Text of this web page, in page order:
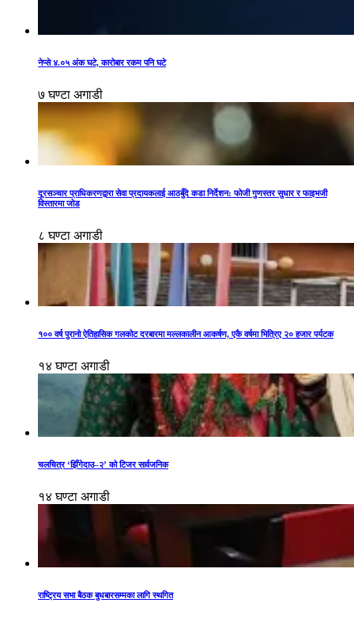
नेप्से ४.०५ अंक घटे, कारोबार रकम पनि घटे
७ घण्टा अगाडी
दूरसञ्चार प्राधिकरणद्वारा सेवा प्रदायकलाई आठबुँदे कडा निर्देशन: फोजी गुणस्तर सुधार र फाइभजी
विस्तारमा जोड
८ घण्टा अगाडी
१०० वर्ष पुरानो ऐतिहासिक गलकोट दरबारमा मल्लकालीन आकर्षण, एकै वर्षमा भित्रिए २० हजार पर्यटक
१४ घण्टा अगाडी
चलचित्र ‘झिँगेदाउ–२’ को टिजर सार्वजनिक
१४ घण्टा अगाडी
राष्ट्रिय सभा बैठक बुधबारसम्मका लागि स्थगित